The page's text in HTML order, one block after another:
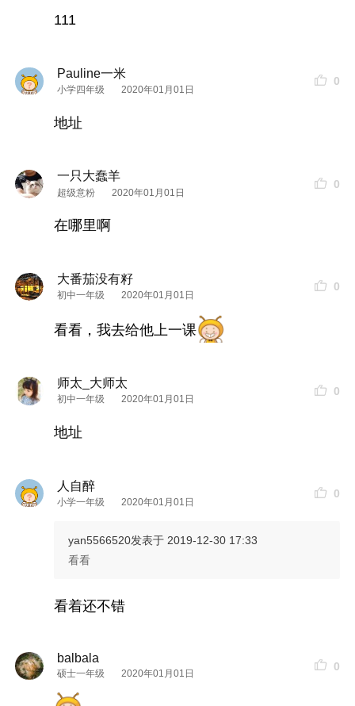
111
Pauline一米
小学四年级 2020年01月01日
0
地址
一只大蠢羊
超级意粉 2020年01月01日
0
在哪里啊
大番茄没有籽
初中一年级 2020年01月01日
0
看看，我去给他上一课
师太_大师太
初中一年级 2020年01月01日
0
地址
人自醉
小学一年级 2020年01月01日
0
yan5566520发表于 2019-12-30 17:33
看看
看着还不错
balbala
硕士一年级 2020年01月01日
0